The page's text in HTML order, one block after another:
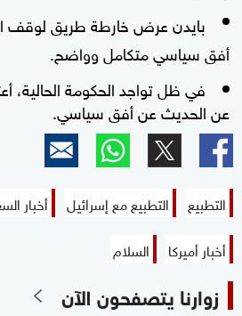
بايدن عرض خارطة طريق لوقف
أفق سياسي متكامل وواضح.
في ظل تواجد الحكومة الحالية،
عن الحديث عن أفق سياسي.
التطبيع التطبيع مع إسرائيل أخبار
أخبار أميركا
السلام
زوارنا يتصفحون الآن